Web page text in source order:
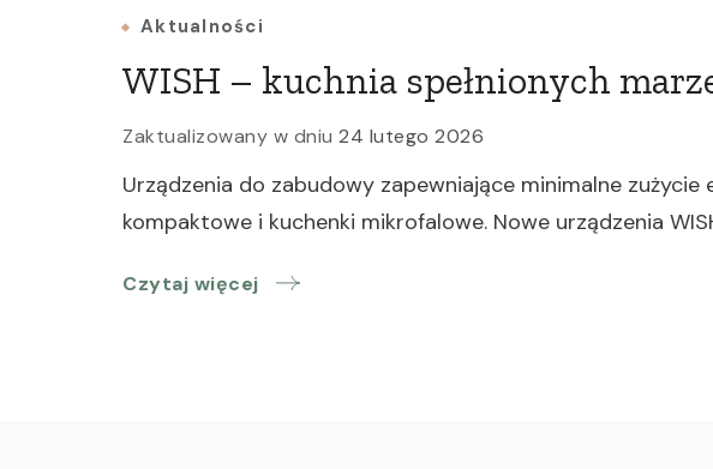
Aktualności
WISH – kuchnia spełnionych
Zaktualizowany w dniu 24 lutego 2026
Urządzenia do zabudowy zapewniające minimalne zużycie
kompaktowe i kuchenki mikrofalowe. Nowe urządzenia
Czytaj więcej